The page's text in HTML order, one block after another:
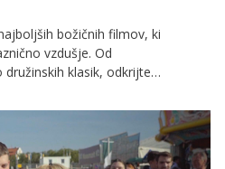
božičnih filmov, ki
vzdušje. Od
klasik, odkrijte